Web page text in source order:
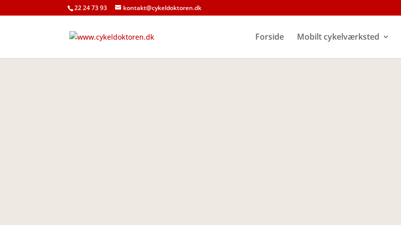
22 24 73 93 kontakt@cykeldoktoren.dk
Forside Mobilt cykelværksted